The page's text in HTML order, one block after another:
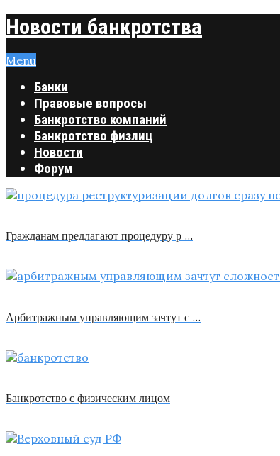
Новости банкротства
Menu
Банки
Правовые вопросы
Банкротство компаний
Банкротство физлиц
Новости
Форум
Гражданам предлагают процедуру р …
Арбитражным управляющим зачтут с …
Банкротство с физическим лицом